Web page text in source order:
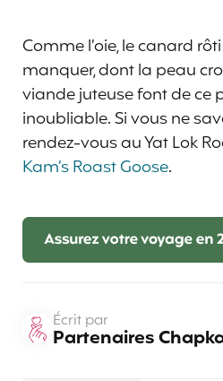
Comme l’oie, le canard
manquer, dont la peau
viande juteuse font de ce
inoubliable. Si vous ne
rendez-vous au Yat Lok
Kam’s Roast Goose.
Écrit par
Partenaires